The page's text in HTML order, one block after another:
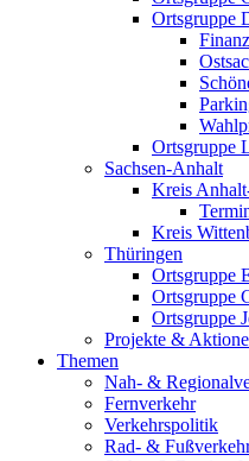
Ortsgruppe
Ortsgruppe
Sachsen-Anhalt
Kreis
Kreis
Thüringen
Ortsgruppe
Ortsgruppe
Ortsgruppe
Projekte &
Themen
Nah- &
Fernverkehr
Verkehrspolitik
Rad- &